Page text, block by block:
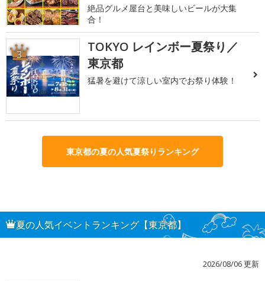
絶品グルメ屋台と美味しいビールが大集
合！
3
TOKYO レインボー夏祭り／
東京都
猛暑を避けて涼しい室内でお祭り体験！
東京都の夏の人気夏祭りランキング
夏の人気イベントランキング【東京都】
2026/08/06 更新